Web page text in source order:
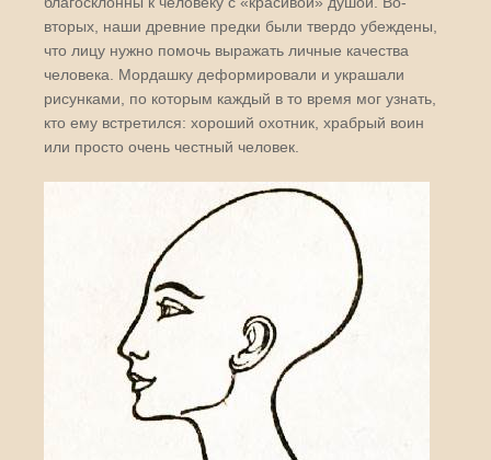
вторых, наши древние предки были твердо убеждены,
что лицу нужно помочь выражать личные качества
человека. Мордашку деформировали и украшали
рисунками, по которым каждый в то время мог узнать,
кто ему встретился: хороший охотник, храбрый воин
или просто очень честный человек.